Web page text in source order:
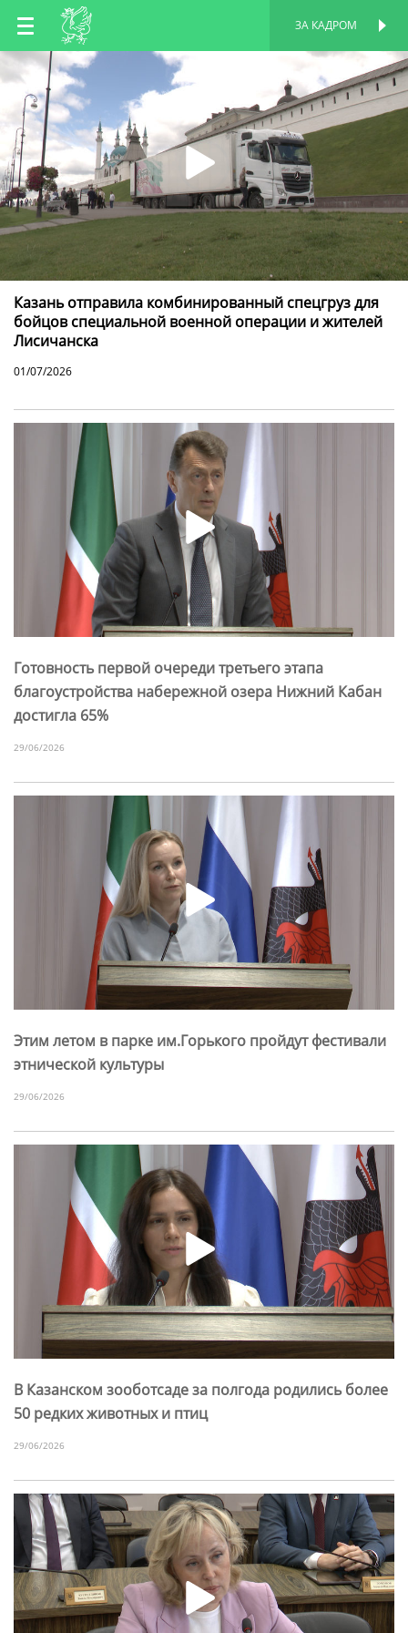
RU
TT
ЗА КАДРОМ
Казань отправила комбинированный спецгруз для
бойцов специальной военной операции и жителей
Лисичанска
01/07/2026
Готовность первой очереди третьего этапа
благоустройства набережной озера Нижний Кабан
достигла 65%
29/06/2026
Этим летом в парке им.Горького пройдут фестивали
этнической культуры
29/06/2026
В Казанском зооботсаде за полгода родились более
50 редких животных и птиц
29/06/2026
ПЕРСОНАЛЬНАЯ
СТРАНИЦА